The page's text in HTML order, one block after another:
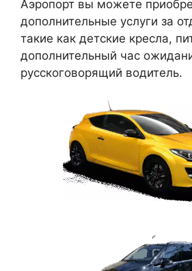
Аэропорт вы можете
дополнительные услуги за
такие как детские кресла,
дополнительный час
русскоговорящий водитель.